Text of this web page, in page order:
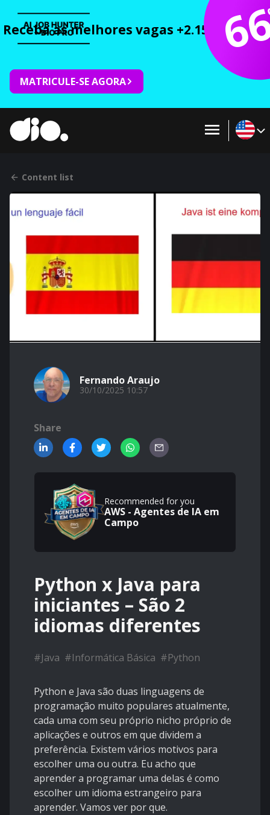
Receba as melhores vagas +2.150 cursos
MATRICULE-SE AGORA
Content list
Fernando Araujo
30/10/2025 10:57
Share
Recommended for you
AWS - Agentes de IA em
Campo
Python x Java para
iniciantes – São 2
idiomas diferentes
#Java #Informática Básica #Python
Python e Java são duas linguagens de
programação muito populares atualmente,
cada uma com seu próprio nicho próprio de
aplicações e outros em que dividem a
preferência. Existem vários motivos para
escolher uma ou outra. Eu acho que
aprender a programar uma delas é como
escolher um idioma estrangeiro para
aprender. Vamos ver por que.